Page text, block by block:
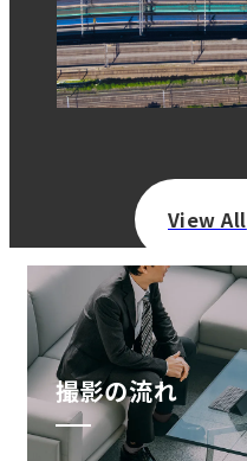
View All
撮影の流れ